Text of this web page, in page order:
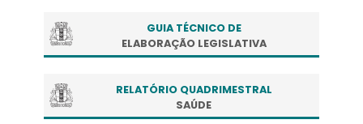
GUIA TÉCNICO DE
ELABORAÇÃO LEGISLATIVA
RELATÓRIO QUADRIMESTRAL
SAÚDE